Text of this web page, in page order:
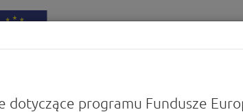
dotyczące programu Fundusze